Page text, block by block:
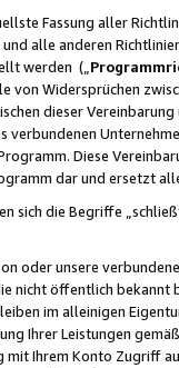
Fassung aller
alle anderen
werden („
von Widersprüchen
dieser
verbundenen
Diese
dar und ersetzt
sich die Begriffe
oder unsere
nicht öffentlich
im alleinigen
Ihrer Leistungen
mit Ihrem Konto